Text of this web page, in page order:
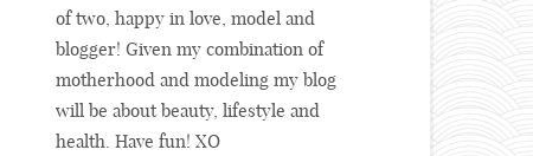
of two, happy in love, model and
blogger! Given my combination of
motherhood and modeling my blog
will be about beauty, lifestyle and
health. Have fun! XO